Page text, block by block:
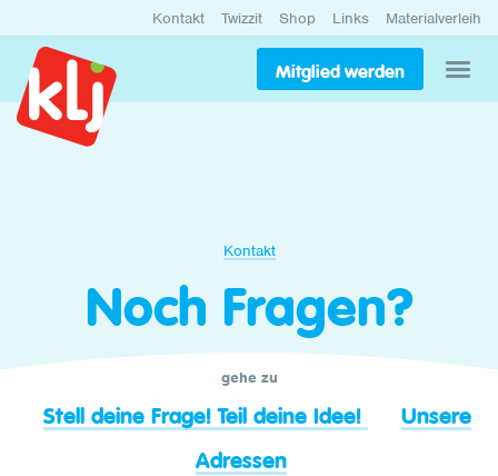
Kontakt Twizzit Shop Links Materialverleih
Mitglied werden
Kontakt
Noch Fragen?
gehe zu
Stell deine Frage! Teil deine Idee!
Unsere
Adressen